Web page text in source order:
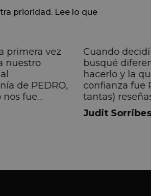
prioridad. Lee lo que
primera vez
nuestro
de PEDRO,
nos fue
directa, de
que
Cuando
busqué
hacerlo y la
confianza fue
tantas)
Realmente la
muy buena,
Judit